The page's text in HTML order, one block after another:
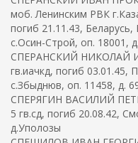
моб. Ленинским РВК
погиб 21.11.43,
с.Осин-Строй, оп. 18001,
СПЕРАНСКИЙ НИКОЛАЙ
гв.иачкд, погиб 03.01.45,
с.Збыднюв, оп. 11458, д.
СПЕРЯГИН ВАСИЛИЙ
5 гв.сд, погиб 20.08.42,
д.Уполозы